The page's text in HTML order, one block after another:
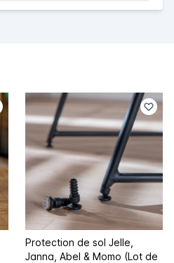
Protection de sol Jelle,
Janna, Abel & Momo (Lot de